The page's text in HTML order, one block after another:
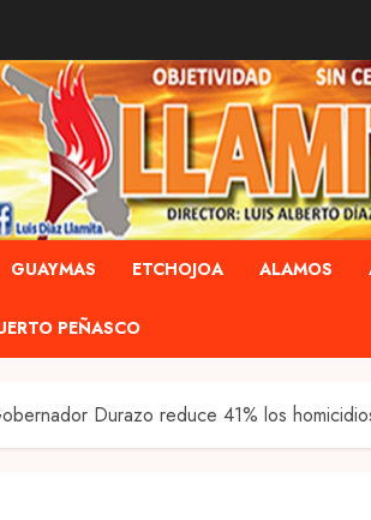
GUAYMAS ETCHOJOA ALAMOS
PEÑASCO
Durazo reduce 41% los